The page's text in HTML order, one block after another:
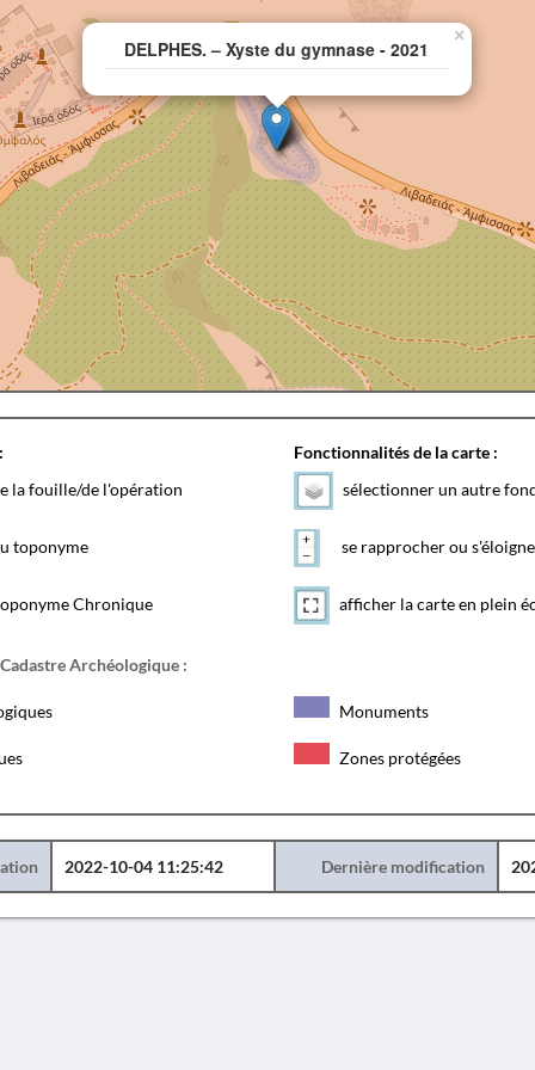
DELPHES. – Xyste du gymnase - 2021
×
la fouille/de l'opération
toponyme
Chronique
Fonctionnalités de la carte :
sélectionner un autre
se rapprocher ou
afficher la carte en plein
Archéologique :
Monuments
Zones protégées
2022-10-04 11:25:42 Dernière modification